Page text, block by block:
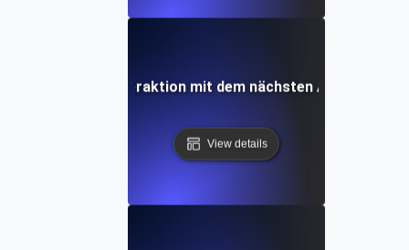
Was ist die Interaktion mit dem nächsten Anstrich
View details